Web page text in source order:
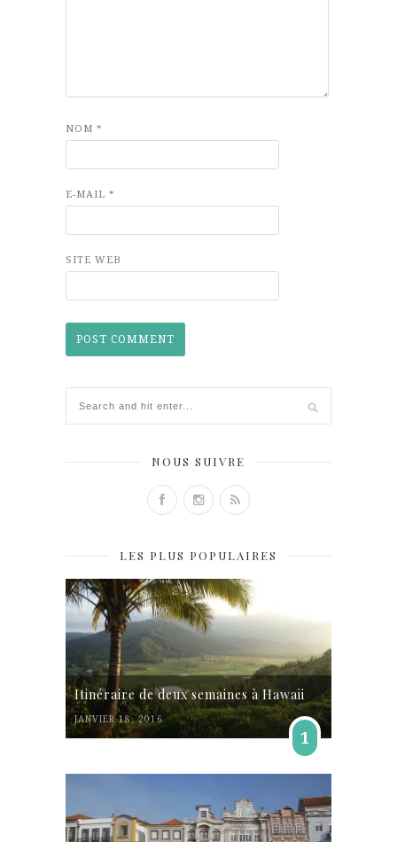
NOM *
E-MAIL *
SITE WEB
NOUS SUIVRE
LES PLUS POPULAIRES
Itinéraire de deux semaines à Hawaii
JANVIER 18, 2016
1